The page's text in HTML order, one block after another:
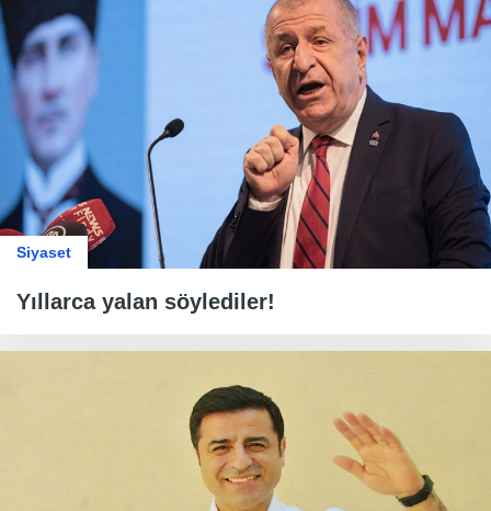
Siyaset
Yıllarca yalan söylediler!